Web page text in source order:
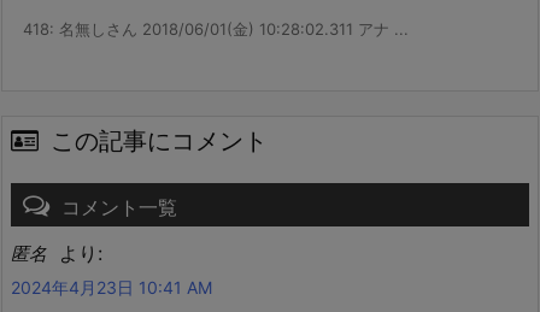
418: 名無しさん 2018/06/01(金) 10:28:02.311 アナ ...
この記事にコメント
コメント一覧
匿名 より:
2024年4月23日 10:41 AM